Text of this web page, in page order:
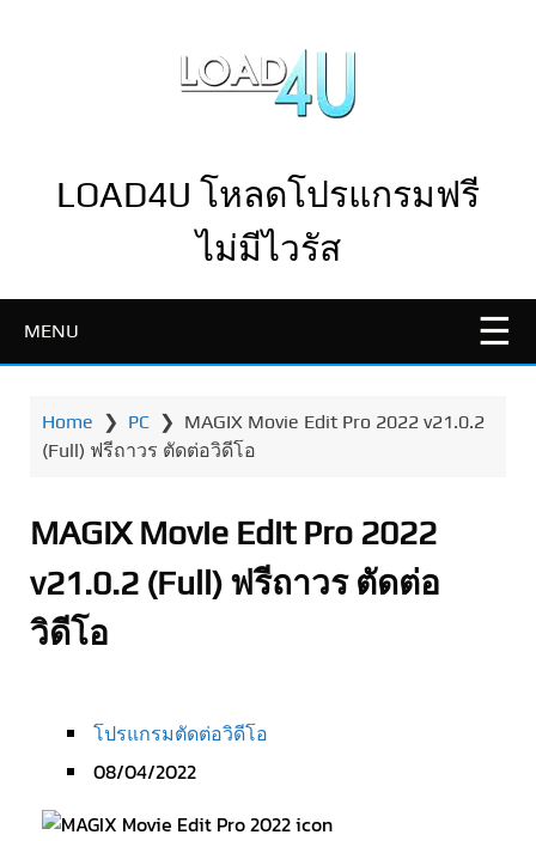
LOAD4U โหลดโปรแกรมฟรี
ไม่มีไวรัส
MENU
Home ❯ PC ❯ MAGIX Movie Edit Pro 2022 v21.0.2
(Full) ฟรีถาวร ตัดต่อวิดีโอ
MAGIX Movie Edit Pro 2022
v21.0.2 (Full) ฟรีถาวร ตัดต่อ
วิดีโอ
โปรแกรมตัดต่อวิดีโอ
08/04/2022